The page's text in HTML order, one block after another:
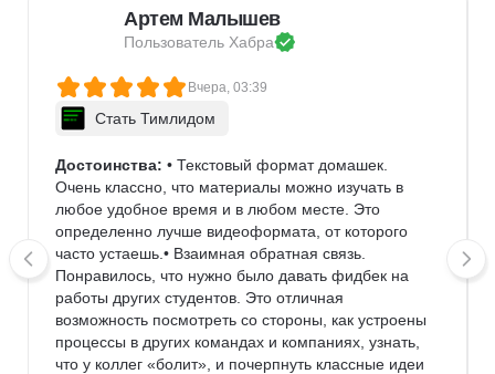
Артем Малышев
Пользователь Хабра
Вчера, 03:39
Стать Тимлидом
Достоинства: • Текстовый формат домашек.
Очень классно, что материалы можно изучать в
любое удобное время и в любом месте. Это
определенно лучше видеоформата, от которого
часто устаешь.• Взаимная обратная связь.
Понравилось, что нужно было давать фидбек на
работы других студентов. Это отличная
возможность посмотреть со стороны, как устроены
процессы в других командах и компаниях, узнать,
что у коллег «болит», и почерпнуть классные идеи